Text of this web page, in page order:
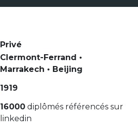
Privé
Clermont-Ferrand •
Marrakech • Beijing
1919
16000 diplômés référencés sur
linkedin